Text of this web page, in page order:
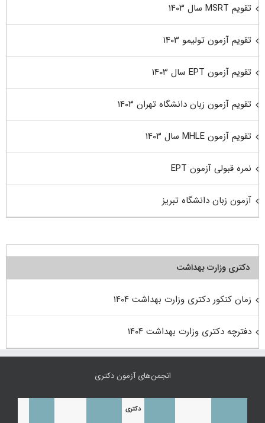
تقویم MSRT سال ۱۴۰۳
تقویم آزمون تولیمو ۱۴۰۳
تقویم آزمون EPT سال ۱۴۰۳
تقویم آزمون زبان دانشگاه تهران ۱۴۰۳
تقویم آزمون MHLE سال ۱۴۰۳
نمره قبولی آزمون EPT
آزمون زبان دانشگاه تبریز
دکتری وزارت بهداشت
زمان کنکور دکتری وزارت بهداشت ۱۴۰۴
دفترچه دکتری وزارت بهداشت ۱۴۰۴
انجمن‌های آزمون دکتری
دکتری